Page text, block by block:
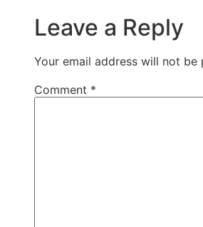
Leave a Reply
Your email address will not be
Comment *